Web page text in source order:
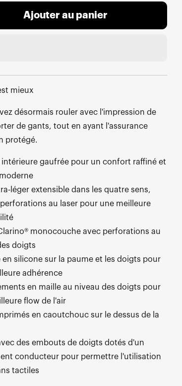
Ajouter au panier
mieux
désormais rouler avec l'impression de
de gants, tout en ayant l'assurance
protégé.
intérieure gaufrée pour un confort raffiné et
léger extensible dans les quatre sens,
au laser pour une meilleure
monocouche avec perforations au
doigts
en silicone sur la paume et les doigts pour
adhérence
en maille au niveau des doigts pour
flow de l'air
en caoutchouc sur le dessus de la
des embouts de doigts dotés d'un
conducteur pour permettre l'utilisation
tactiles